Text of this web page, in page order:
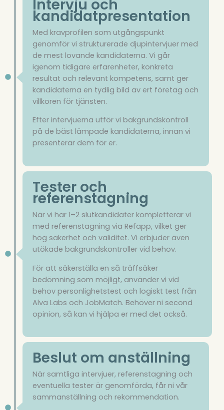
Intervju och
kandidatpresentation
Med kravprofilen som utgångspunkt
genomför vi strukturerade djupintervjuer med
de mest lovande kandidaterna. Vi går
igenom tidigare erfarenheter, konkreta
resultat och relevant kompetens, samt ger
kandidaterna en tydlig bild av ert företag och
villkoren för tjänsten.
Efter intervjuerna utför vi bakgrundskontroll
på de bäst lämpade kandidaterna, innan vi
presenterar dem för er.
Tester och
referenstagning
När vi har 1–2 slutkandidater kompletterar vi
med referenstagning via Refapp, vilket ger
hög säkerhet och validitet. Vi erbjuder även
utökade bakgrundskontroller vid behov.
För att säkerställa en så träffsäker
bedömning som möjligt, använder vi vid
behov personlighetstest och logiskt test från
Alva Labs och JobMatch. Behöver ni second
opinion, så kan vi hjälpa er med det också.
Beslut om anställning​
När samtliga intervjuer, referenstagning och
eventuella tester är genomförda, får ni vår
sammanställning och rekommendation.